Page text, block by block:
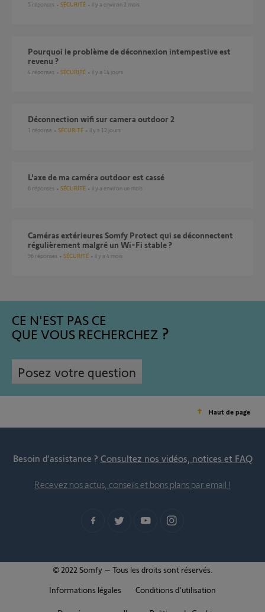
5 réponses SÉCURITÉ il y a environ 2 mois
Pourquoi le problème de déconnexion intempestive est
revenu ?
4 réponses SÉCURITÉ il y a 14 jours
Déconnection wifi sur camera outdoor 2
1 réponse SÉCURITÉ il y a 12 jours
L'axe de ma caméra outdoor est cassé
6 réponses SÉCURITÉ il y a environ un mois
Caméras extérieures Somfy Protect qui se déconnectent
régulièrement malgré un Wi-Fi stable ?
96 réponses SÉCURITÉ il y a 4 mois
CE N'EST PAS CE
QUE VOUS RECHERCHEZ
Posez votre question
Haut de page
Besoin d’assistance ? Consultez nos vidéos, notices et FAQ
Recevez nos actus, conseils et bons plans par email !
© 2022 Somfy – Tous les droits sont réservés.
Informations légales
Conditions d'utilisation